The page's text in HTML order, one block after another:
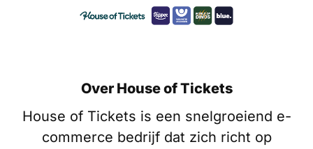
Over House of Tickets
House of Tickets is een snelgroeiend e-
commerce bedrijf dat zich richt op